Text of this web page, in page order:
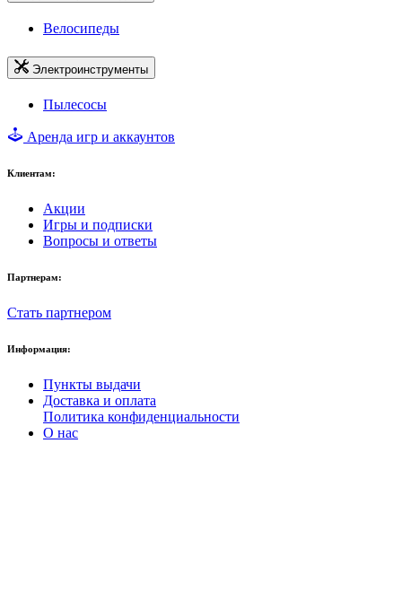
Велосипеды
Электроинструменты
Пылесосы
Аренда игр и аккаунтов
Клиентам:
Акции
Игры и подписки
Вопросы и ответы
Партнерам:
Стать партнером
Информация:
Пункты выдачи
Доставка и оплата
Политика конфиденциальности
О нас